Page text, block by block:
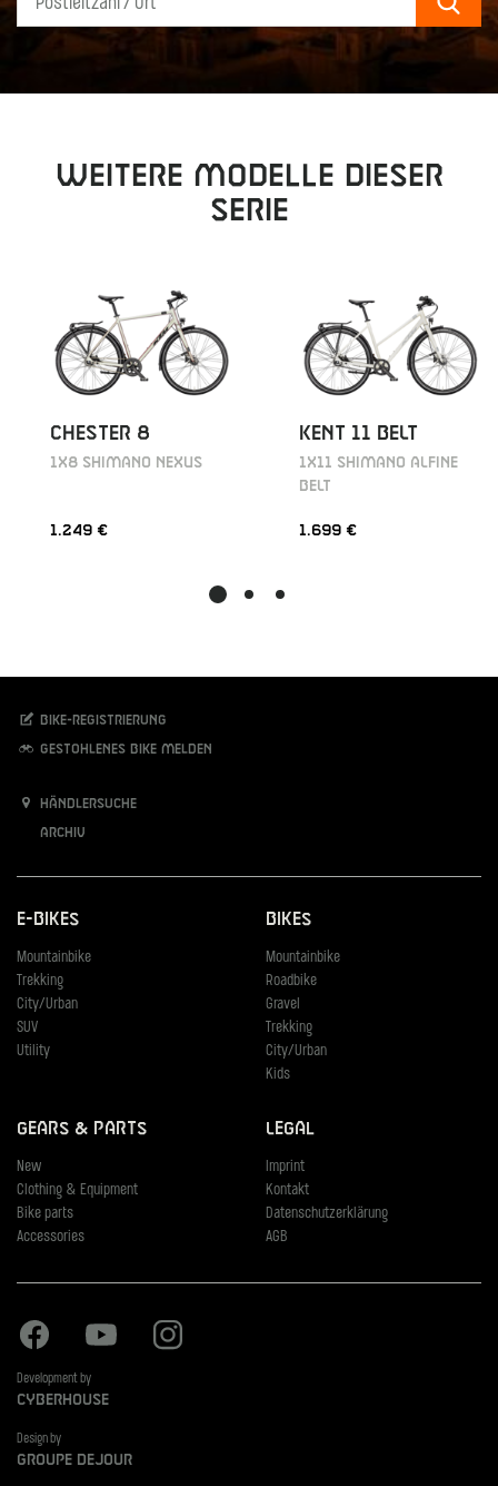
Weitere Modelle dieser
Serie
CHESTER 8
1X8 SHIMANO NEXUS
1.249 €
KENT 11 BELT
1X11 SHIMANO ALFINE
BELT
1.699 €
Bike-Registrierung
Gestohlenes Bike melden
Händlersuche
Archiv
E-Bikes
Mountainbike
Trekking
City/Urban
SUV
Utility
Bikes
Mountainbike
Roadbike
Gravel
Trekking
City/Urban
Kids
Gears & Parts
New
Clothing & Equipment
Bike parts
Accessories
Legal
Imprint
Kontakt
Datenschutzerklärung
AGB
Facebook Youtube
Development by
Cyberhouse
Design by
Groupe Dejour